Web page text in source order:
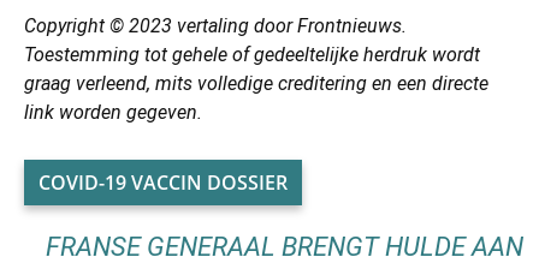
Copyright © 2023 vertaling door Frontnieuws.
Toestemming tot gehele of gedeeltelijke herdruk wordt
graag verleend, mits volledige creditering en een directe
link worden gegeven.
COVID-19 VACCIN DOSSIER
FRANSE GENERAAL BRENGT HULDE AAN